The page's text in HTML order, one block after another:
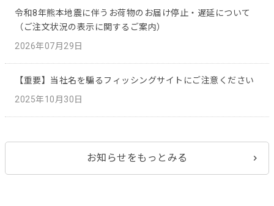
令和8年熊本地震に伴うお荷物のお届け停止・遅延について
（ご注文状況の表示に関するご案内）
2026年07月29日
【重要】当社名を騙るフィッシングサイトにご注意ください
2025年10月30日
お知らせをもっとみる